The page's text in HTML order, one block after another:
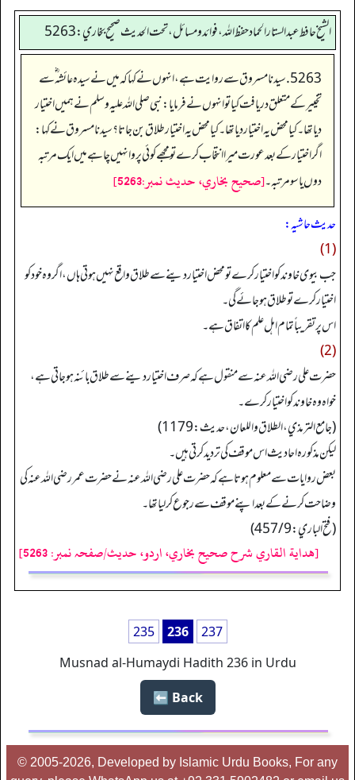
الشيخ حافط عبدالستار الحماد حفظ الله، فوائد و مسائل، تحت الحديث صحيح بخاري:5263
5263. سیدنا مسروق سے روایت ہے، انہوں نے کہا کہ میں نے سیدہ عائشہ‬ ؓ س‬ے
تخییر کے متعلق دریافت کیا تو انہوں نے فرمایا: نبی صلی اللہ علیہ وسلم نے ہمیں اختیار
دیا تھا۔ کیا محض یہ اختیار دیا تھا۔ کیا محض یہ اختیار طلاق بن جاتا؟ سیدنا مسروق نے کہا:
اگر اختیار کے بعد عورت میرا انتخاب کرے تو مجھے کوئی پروا نہیں چاہے میں ایک مرتبہ
دوں یا سو مرتبہ۔[صحيح بخاري، حديث نمبر:5263]
حدیث حاشیہ:
(1)
جب بیوی خاوند کو اختیار کرے تو محض اختیار دینے سے طلاق واقع نہیں ہوتی ہاں، اگر وہ خود کو
اختیار کرے تو طلاق ہو جائے گی۔
اس پر تقریباً تمام اہل علم کا اتفاق ہے۔
(2)
حضرت علی رضی اللہ عنہ سے منقول ہے کہ صرف اختیار دینے سے طلاق بائنہ ہو جاتی ہے،
خواہ وہ خاوند کو اختیار کرے۔
(جامع الترمذي، الطلاق و اللعان، حدیث: 1179)
لیکن مذکورہ احادیث اس موقف کی تردید کرتی ہیں۔
بعض روایات سے معلوم ہوتا ہے کہ حضرت علی رضی اللہ عنہ نے حضرت عمر رضی اللہ عنہ کی
وضاحت کرنے کے بعد اپنے موقف سے رجوع کرلیا تھا۔
(فتح الباري: 457/9)
[هداية القاري شرح صحيح بخاري، اردو، حدیث/صفحہ نمبر: 5263]
235 236
237
Musnad al-Humaydi Hadith 236 in Urdu
Back ⬅️
© 2005-2026, Developed by Islamic Urdu Books, For any